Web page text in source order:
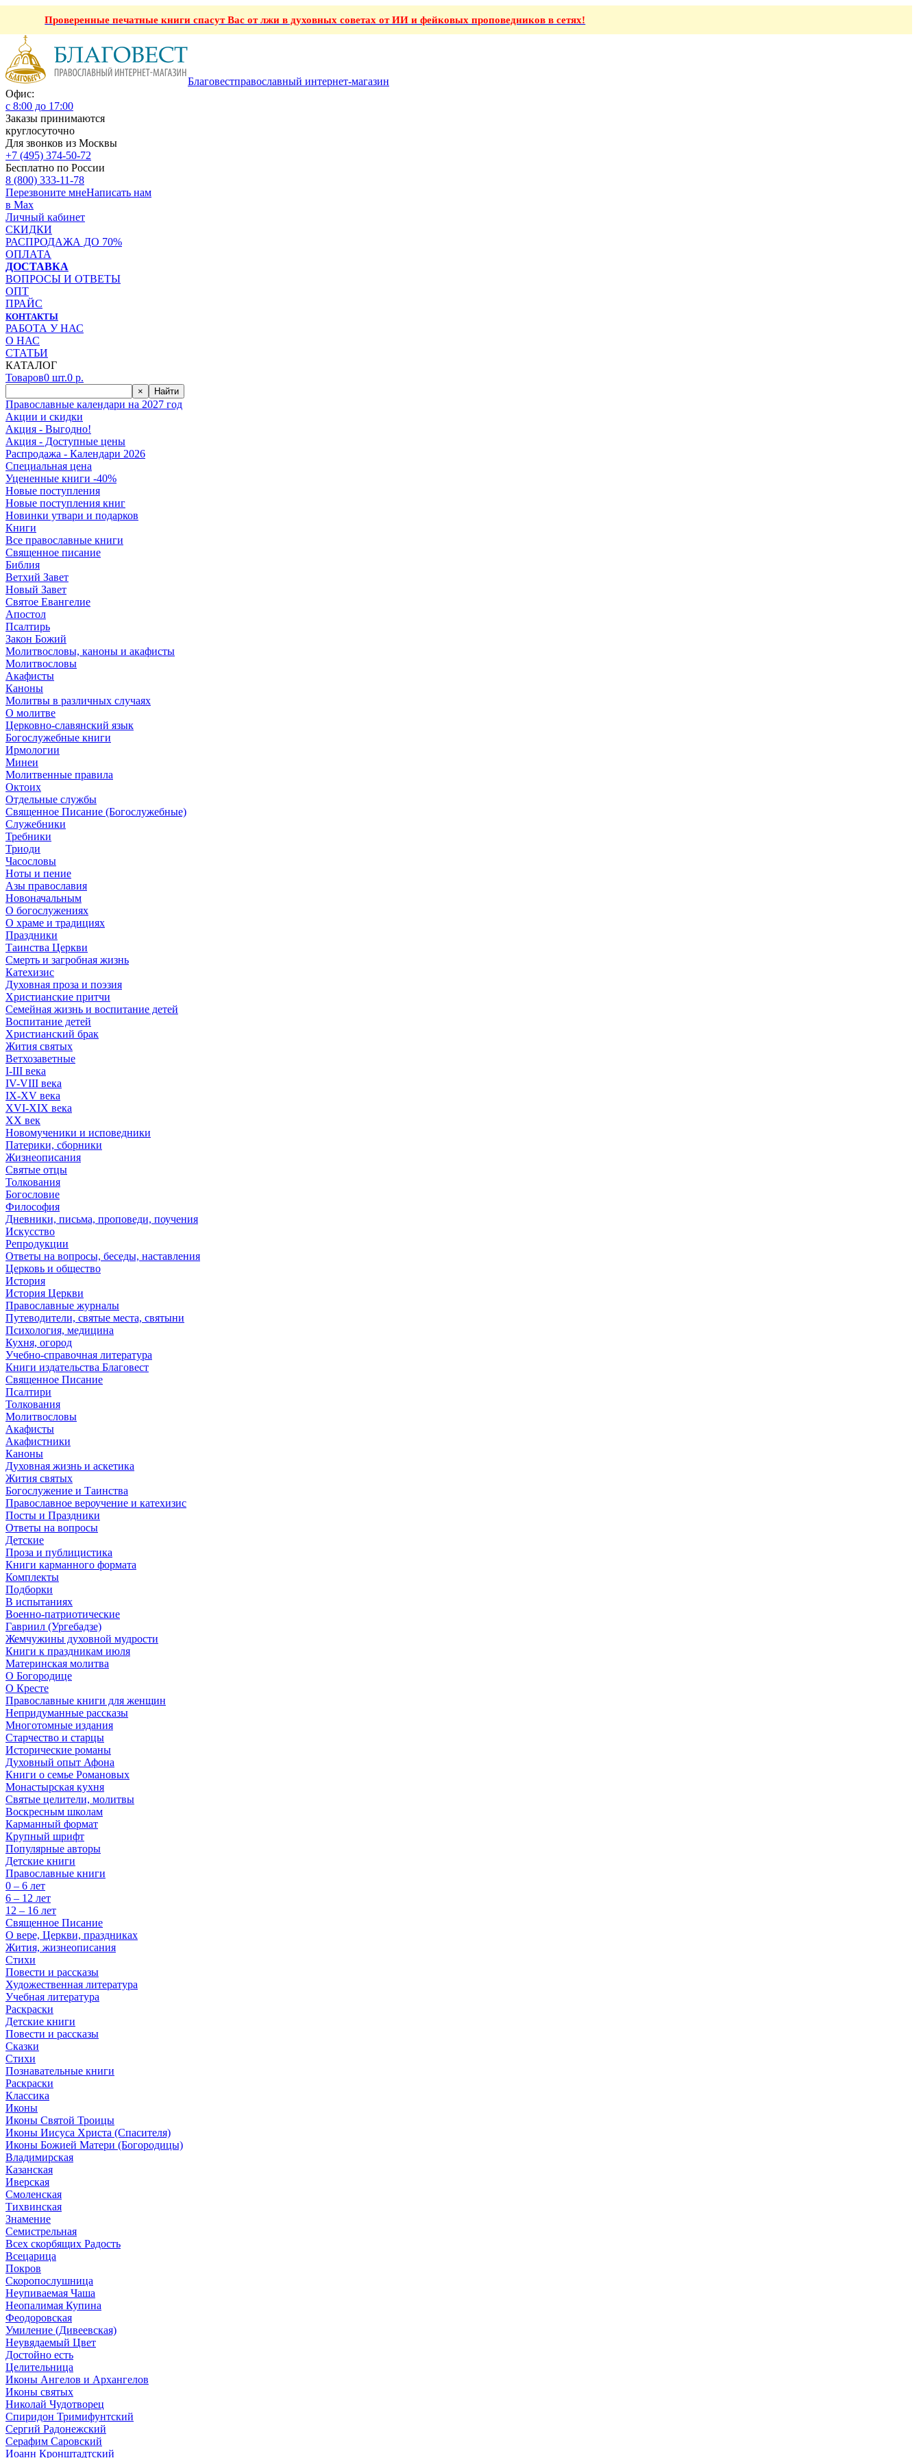
Проверенные печатные книги спасут Вас от лжи в духовных советах от ИИ и фейковых проповедников в сетях!
Благовестправославный интернет-магазин
Офис:
с 8:00 до 17:00
Заказы принимаются
круглосуточно
Для звонков из Москвы
+7 (495) 374-50-72
Бесплатно по России
8 (800) 333-11-78
Перезвоните мнеНаписать нам
в Max
Личный кабинет
СКИДКИ
РАСПРОДАЖА ДО 70%
ОПЛАТА
ДОСТАВКА
ВОПРОСЫ И ОТВЕТЫ
ОПТ
ПРАЙС
КОНТАКТЫ
РАБОТА У НАС
О НАС
СТАТЬИ
КАТАЛОГ
Товаров0 шт.0 р.
× Найти
Православные календари на 2027 год
Акции и скидки
Акция - Выгодно!
Акция - Доступные цены
Распродажа - Календари 2026
Специальная цена
Уцененные книги -40%
Новые поступления
Новые поступления книг
Новинки утвари и подарков
Книги
Все православные книги
Священное писание
Библия
Ветхий Завет
Новый Завет
Святое Евангелие
Апостол
Псалтирь
Закон Божий
Молитвословы, каноны и акафисты
Молитвословы
Акафисты
Каноны
Молитвы в различных случаях
О молитве
Церковно-славянский язык
Богослужебные книги
Ирмологии
Минеи
Молитвенные правила
Октоих
Отдельные службы
Священное Писание (Богослужебные)
Служебники
Требники
Триоди
Часословы
Ноты и пение
Азы православия
Новоначальным
О богослужениях
О храме и традициях
Праздники
Таинства Церкви
Смерть и загробная жизнь
Катехизис
Духовная проза и поэзия
Христианские притчи
Семейная жизнь и воспитание детей
Воспитание детей
Христианский брак
Жития святых
Ветхозаветные
I-III века
IV-VIII века
IX-XV века
XVI-XIX века
XX век
Новомученики и исповедники
Патерики, сборники
Жизнеописания
Святые отцы
Толкования
Богословие
Философия
Дневники, письма, проповеди, поучения
Искусство
Репродукции
Ответы на вопросы, беседы, наставления
Церковь и общество
История
История Церкви
Православные журналы
Путеводители, святые места, святыни
Психология, медицина
Кухня, огород
Учебно-справочная литература
Книги издательства Благовест
Священное Писание
Псалтири
Толкования
Молитвословы
Акафисты
Акафистники
Каноны
Духовная жизнь и аскетика
Жития святых
Богослужение и Таинства
Православное вероучение и катехизис
Посты и Праздники
Ответы на вопросы
Детские
Проза и публицистика
Книги карманного формата
Комплекты
Подборки
В испытаниях
Военно-патриотические
Гавриил (Ургебадзе)
Жемчужины духовной мудрости
Книги к праздникам июля
Материнская молитва
О Богородице
О Кресте
Православные книги для женщин
Непридуманные рассказы
Многотомные издания
Старчество и старцы
Исторические романы
Духовный опыт Афона
Книги о семье Романовых
Монастырская кухня
Святые целители, молитвы
Воскресным школам
Карманный формат
Крупный шрифт
Популярные авторы
Детские книги
Православные книги
0 – 6 лет
6 – 12 лет
12 – 16 лет
Священное Писание
О вере, Церкви, праздниках
Жития, жизнеописания
Стихи
Повести и рассказы
Художественная литература
Учебная литература
Раскраски
Детские книги
Повести и рассказы
Сказки
Стихи
Познавательные книги
Раскраски
Классика
Иконы
Иконы Святой Троицы
Иконы Иисуса Христа (Спасителя)
Иконы Божией Матери (Богородицы)
Владимирская
Казанская
Иверская
Смоленская
Тихвинская
Знамение
Семистрельная
Всех скорбящих Радость
Всецарица
Покров
Скоропослушница
Неупиваемая Чаша
Неопалимая Купина
Феодоровская
Умиление (Дивеевская)
Неувядаемый Цвет
Достойно есть
Целительница
Иконы Ангелов и Архангелов
Иконы святых
Николай Чудотворец
Спиридон Тримифунтский
Сергий Радонежский
Серафим Саровский
Иоанн Кронштадтский